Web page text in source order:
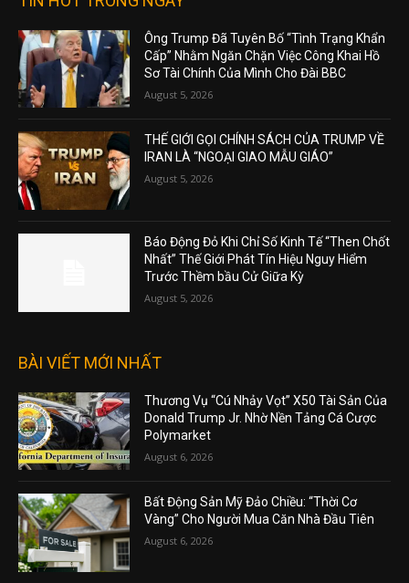
Ông Trump Đã Tuyên Bố “Tình Trạng Khẩn
Cấp” Nhằm Ngăn Chặn Việc Công Khai Hồ
Sơ Tài Chính Của Mình Cho Đài BBC
August 5, 2026
THẾ GIỚI GỌI CHÍNH SÁCH CỦA TRUMP VỀ
IRAN LÀ “NGOẠI GIAO MẪU GIÁO”
August 5, 2026
Báo Động Đỏ Khi Chỉ Số Kinh Tế “Then Chốt
Nhất” Thế Giới Phát Tín Hiệu Nguy Hiểm
Trước Thềm bầu Cử Giữa Kỳ
August 5, 2026
BÀI VIẾT MỚI NHẤT
Thương Vụ “Cú Nhảy Vọt” X50 Tài Sản Của
Donald Trump Jr. Nhờ Nền Tảng Cá Cược
Polymarket
August 6, 2026
Bất Động Sản Mỹ Đảo Chiều: “Thời Cơ
Vàng” Cho Người Mua Căn Nhà Đầu Tiên
August 6, 2026